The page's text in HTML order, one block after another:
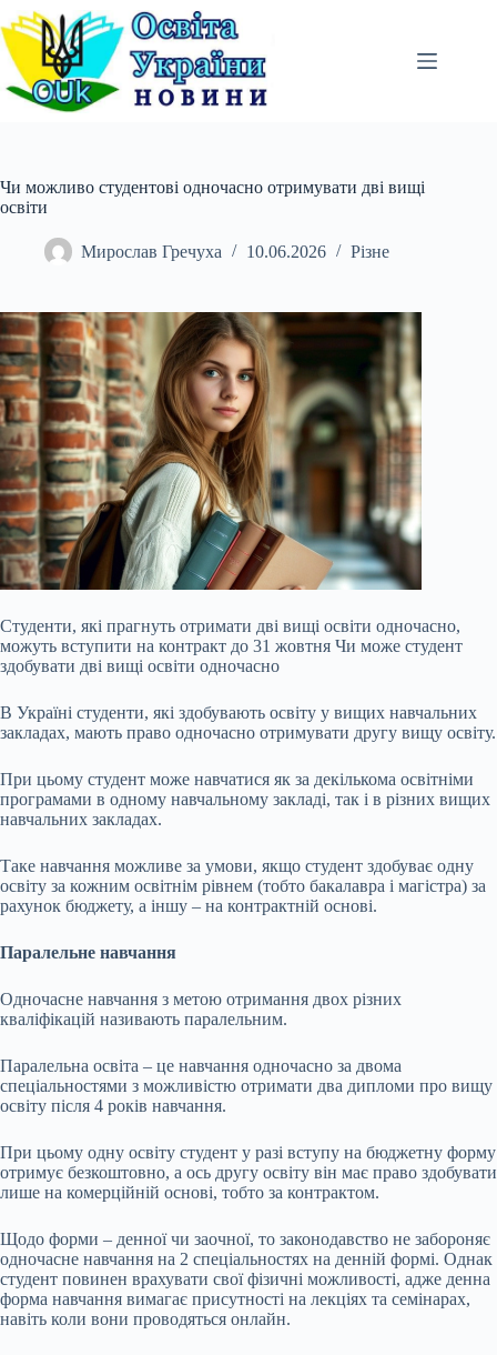
Перейти
до
вмісту
Чи можливо студентові одночасно отримувати дві вищі
освіти
Мирослав Гречуха 10.06.2026 Різне
Студенти, які прагнуть отримати дві вищі освіти одночасно,
можуть вступити на контракт до 31 жовтня Чи може студент
здобувати дві вищі освіти одночасно
В Україні студенти, які здобувають освіту у вищих навчальних
закладах, мають право одночасно отримувати другу вищу освіту.
При цьому студент може навчатися як за декількома освітніми
програмами в одному навчальному закладі, так і в різних вищих
навчальних закладах.
Таке навчання можливе за умови, якщо студент здобуває одну
освіту за кожним освітнім рівнем (тобто бакалавра і магістра) за
рахунок бюджету, а іншу – на контрактній основі.
Паралельне навчання
Одночасне навчання з метою отримання двох різних
кваліфікацій називають паралельним.
Паралельна освіта – це навчання одночасно за двома
спеціальностями з можливістю отримати два дипломи про вищу
освіту після 4 років навчання.
При цьому одну освіту студент у разі вступу на бюджетну форму
отримує безкоштовно, а ось другу освіту він має право здобувати
лише на комерційній основі, тобто за контрактом.
Щодо форми – денної чи заочної, то законодавство не забороняє
одночасне навчання на 2 спеціальностях на денній формі. Однак
студент повинен врахувати свої фізичні можливості, адже денна
форма навчання вимагає присутності на лекціях та семінарах,
навіть коли вони проводяться онлайн.